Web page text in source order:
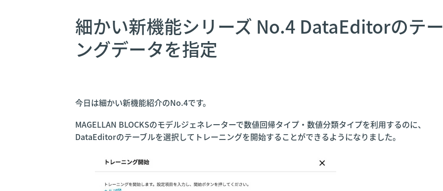
細かい新機能シリーズ No.4 DataEditorのテ
ングデータを指定
今日は細かい新機能紹介のNo.4です。
MAGELLAN BLOCKSのモデルジェネレーターで数値回帰タイプ・数値分類タイプを利用するのに、
DataEditorのテーブルを選択してトレーニングを開始することができるようになりました。